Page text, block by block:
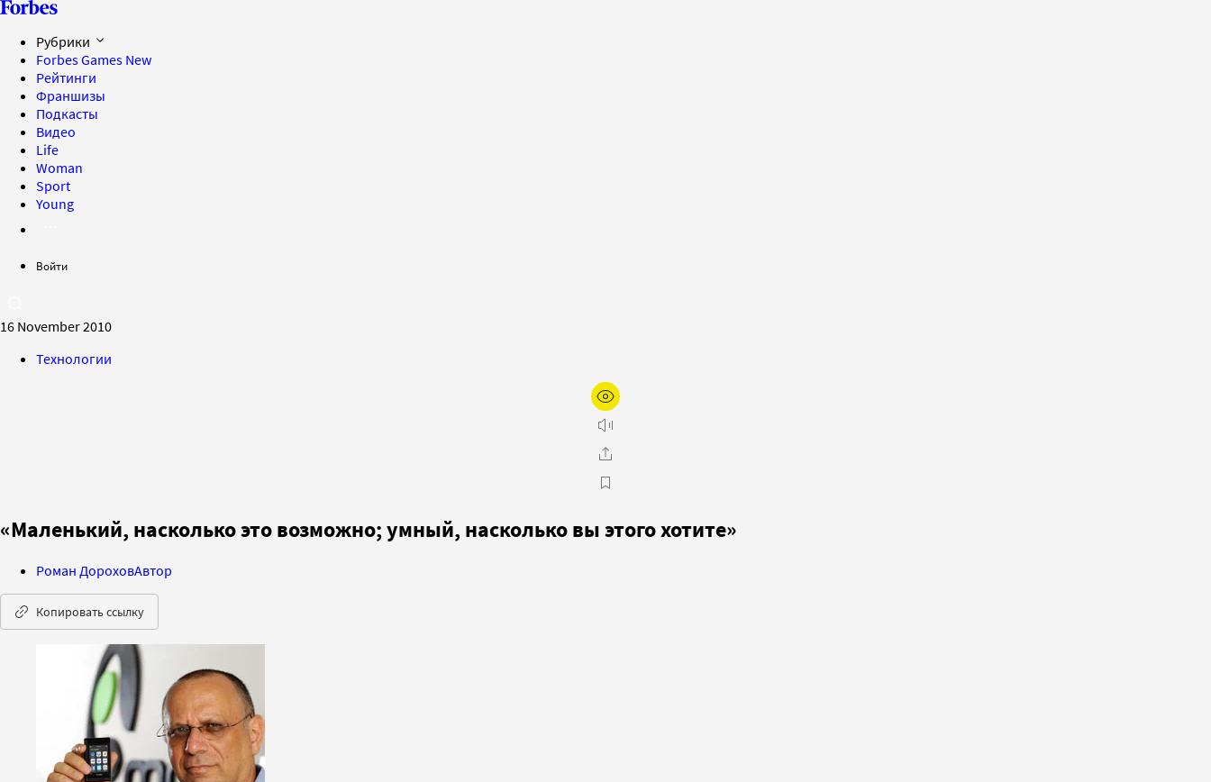
Рубрики
Forbes Games New
Рейтинги
Франшизы
Подкасты
Видео
Life
Woman
Sport
Young
Войти
16 November 2010
Технологии
«Маленький, насколько это возможно; умный, насколько вы этого хотите»
Роман ДороховАвтор
Копировать ссылку